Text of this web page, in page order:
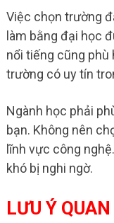
Việc chọn trường
làm bằng đại học
nổi tiếng cũng phù
trường có uy tín
Ngành học phải
bạn. Không nên
lĩnh vực công
khó bị nghi ngờ.
LƯU Ý